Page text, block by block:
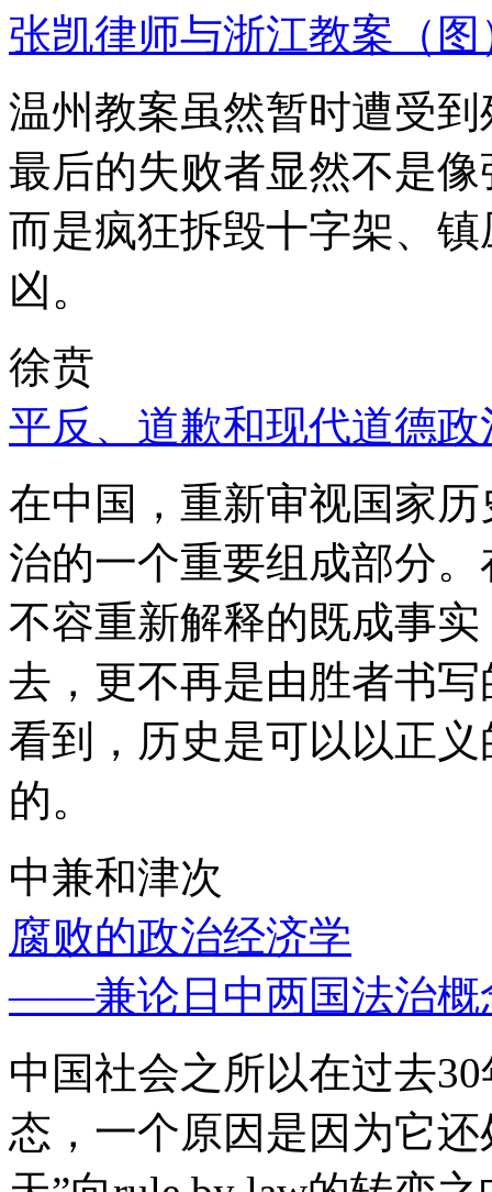
张凯律师与浙江教案（图
温州教案虽然暂时遭受
最后的失败者显然不是
而是疯狂拆毁十字架、
凶。
徐贲
平反、道歉和现代道德政
在中国，重新审视国家
治的一个重要组成部分
不容重新解释的既成事
去，更不再是由胜者书
看到，历史是可以以正
的。
中兼和津次
腐败的政治经济学
——兼论日中两国法治概
中国社会之所以在过去
态，一个原因是因为它